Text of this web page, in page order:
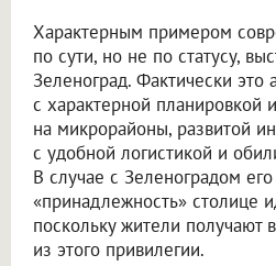
Характерным примером
по сути, но не по статусу,
Зеленоград. Фактически это
с характерной планировкой
на микрорайоны, развитой
с удобной логистикой и
В случае с Зеленоградом
«принадлежность» столице
поскольку жители получают
из этого привилегии.